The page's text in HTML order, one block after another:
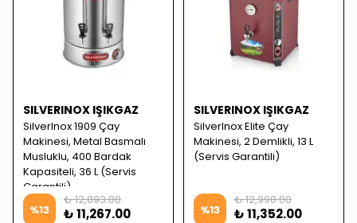
SILVERINOX IŞIKGAZ
SilverInox 1909 Çay
Makinesi, Metal Basmalı
Musluklu, 400 Bardak
Kapasiteli, 36 L (Servis
Garantili)
%13
₺ 12,893.00
₺ 11,267.00
SILVERINOX IŞIKGAZ
SilverInox Elite Çay
Makinesi, 2 Demlikli, 13 L
(Servis Garantili)
%13
₺ 12,990.00
₺ 11,352.00